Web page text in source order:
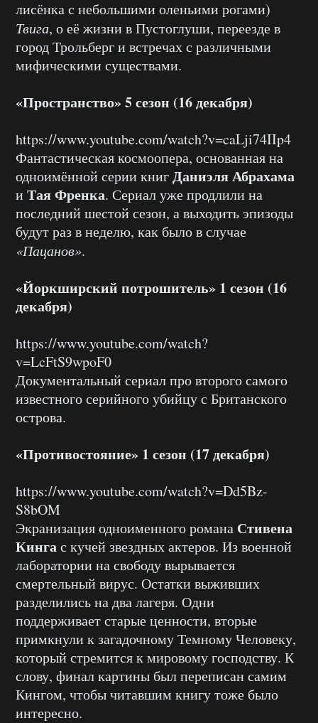
лисёнка с небольшими оленьими рогами)
Твига, о её жизни в Пустоглуши, переезде в
город Трольберг и встречах с различными
мифическими существами.
«Пространство» 5 сезон (16 декабря)
https://www.youtube.com/watch?v=caLji74IIp4
Фантастическая космоопера, основанная на
одноимённой серии книгДаниэля Абрахама
и Тая Френка. Сериал уже продлили на
последний шестой сезон, а выходить эпизоды
будут раз в неделю, как было в случае
«Пацанов».
«Йоркширский потрошитель» 1 сезон (16
декабря)
https://www.youtube.com/watch?
v=LcFtS9wpoF0
Документальный сериал про второго самого
известного серийного убийцу с Британского
острова.
«Противостояние» 1 сезон (17 декабря)
https://www.youtube.com/watch?v=Dd5Bz-
S8bOM
Экранизация одноименного романа Стивена
Кингас кучей звездных актеров. Из военной
лаборатории на свободу вырывается
смертельный вирус. Остатки выживших
разделились на два лагеря. Одни
поддерживает старые ценности, вторые
примкнули к загадочному Темному Человеку,
который стремится к мировому господству. К
слову, финал картины был переписан самим
Кингом, чтобы читавшим книгу тоже было
интересно.